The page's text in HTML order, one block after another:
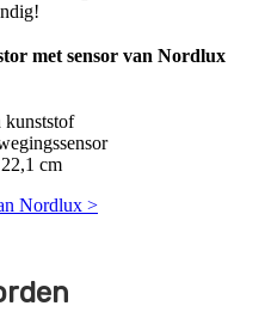
met sensor van Nordlux
kunststof
cm
Nordlux >